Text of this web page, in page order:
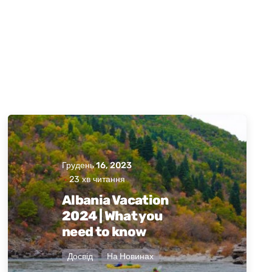
Опублікував
Активна
Албанія
Грудень 16, 2023
23 хв читання
Albania Vacation
2024 | What you
need to know
Досвід На Новинах